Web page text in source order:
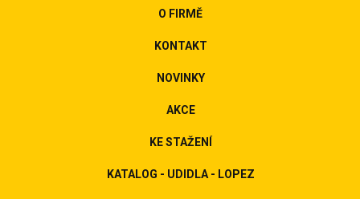
O FIRMĚ
KONTAKT
NOVINKY
AKCE
KE STAŽENÍ
KATALOG - UDIDLA - LOPEZ